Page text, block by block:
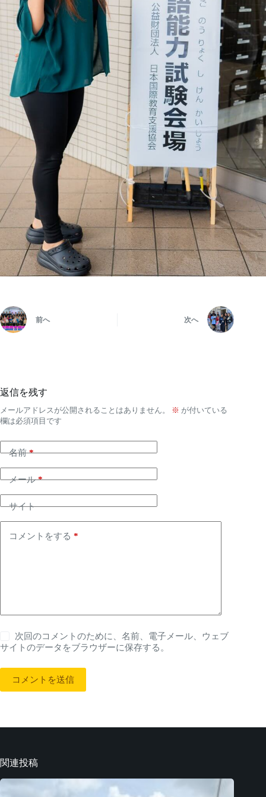
前へ 次へ
返信を残す
メールアドレスが公開されることはありません。 ※ が付いている
欄は必須項目です
名前*
メール*
サイト
コメントをする *
次回のコメントのために、名前、電子メール、ウェブ
サイトのデータをブラウザーに保存する。
コメントを送信
関連投稿